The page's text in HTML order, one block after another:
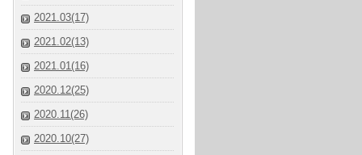
2021.03(17)
2021.02(13)
2021.01(16)
2020.12(25)
2020.11(26)
2020.10(27)